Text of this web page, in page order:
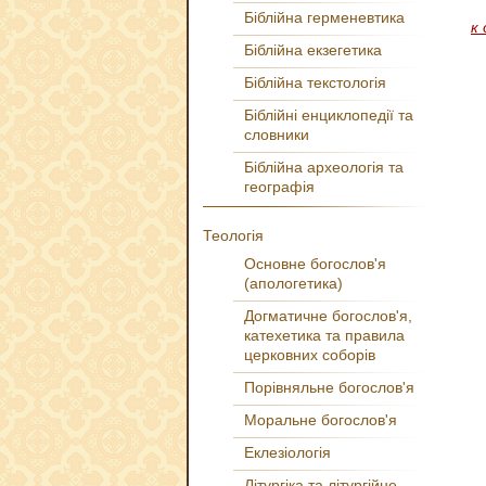
к
Біблійна герменевтика
Біблійна екзегетика
Біблійна текстологія
Біблійні енциклопедії та
словники
Біблійна археологія та
географія
Теологія
Основне богослов'я
(апологетика)
Догматичне богослов'я,
катехетика та правила
церковних соборів
Порівняльне богослов'я
Моральне богослов'я
Еклезіологія